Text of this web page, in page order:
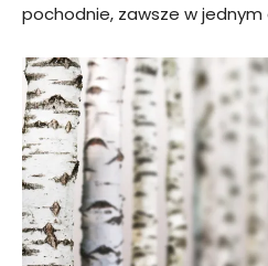
pochodnie, zawsze w jednym